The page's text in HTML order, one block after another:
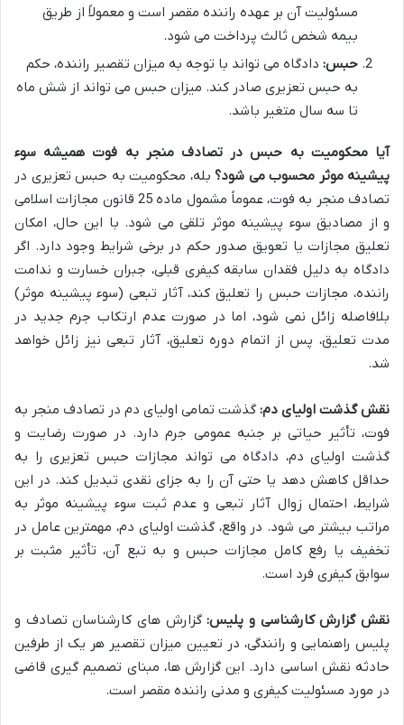
مسئولیت آن بر عهده راننده مقصر است و معمولاً از طریق
بیمه شخص ثالث پرداخت می شود.
حبس: دادگاه می تواند با توجه به میزان تقصیر راننده، حکم
به حبس تعزیری صادر کند. میزان حبس می تواند از شش ماه
تا سه سال متغیر باشد.
آیا محکومیت به حبس در تصادف منجر به فوت همیشه سوء
پیشینه موثر محسوب می شود؟ بله، محکومیت به حبس تعزیری در
تصادف منجر به فوت، عموماً مشمول ماده 25 قانون مجازات اسلامی
و از مصادیق سوء پیشینه موثر تلقی می شود. با این حال، امکان
تعلیق مجازات یا تعویق صدور حکم در برخی شرایط وجود دارد. اگر
دادگاه به دلیل فقدان سابقه کیفری قبلی، جبران خسارت و ندامت
راننده، مجازات حبس را تعلیق کند، آثار تبعی (سوء پیشینه موثر)
بلافاصله زائل نمی شود، اما در صورت عدم ارتکاب جرم جدید در
مدت تعلیق، پس از اتمام دوره تعلیق، آثار تبعی نیز زائل خواهد
شد.
نقش گذشت اولیای دم: گذشت تمامی اولیای دم در تصادف منجر به
فوت، تأثیر حیاتی بر جنبه عمومی جرم دارد. در صورت رضایت و
گذشت اولیای دم، دادگاه می تواند مجازات حبس تعزیری را به
حداقل کاهش دهد یا حتی آن را به جزای نقدی تبدیل کند. در این
شرایط، احتمال زوال آثار تبعی و عدم ثبت سوء پیشینه موثر به
مراتب بیشتر می شود. در واقع، گذشت اولیای دم، مهمترین عامل در
تخفیف یا رفع کامل مجازات حبس و به تبع آن، تأثیر مثبت بر
سوابق کیفری فرد است.
نقش گزارش کارشناسی و پلیس:گزارش های کارشناسان تصادف و
پلیس راهنمایی و رانندگی، در تعیین میزان تقصیر هر یک از طرفین
حادثه نقش اساسی دارد. این گزارش ها، مبنای تصمیم گیری قاضی
در مورد مسئولیت کیفری و مدنی راننده مقصر است.